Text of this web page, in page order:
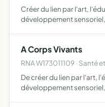
Créer du lien par l'art,
développement
A Corps Vivants
RNA W173011109 ·
De créer du lien par l'art,
développement